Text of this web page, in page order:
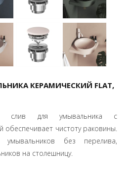
КЕРАМИЧЕСКИЙ FLAT,
слив для умывальника с
обеспечивает чистоту раковины.
без перелива,
на столешницу.